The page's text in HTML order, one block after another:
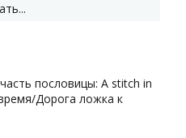
пословицы: A stitch in
Дорога ложка к